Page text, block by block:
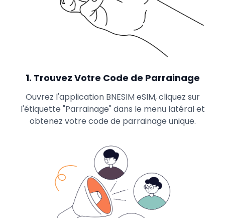
1. Trouvez Votre Code de Parrainage
Ouvrez l'application BNESIM eSIM, cliquez sur
l'étiquette "Parrainage" dans le menu latéral et
obtenez votre code de parrainage unique.